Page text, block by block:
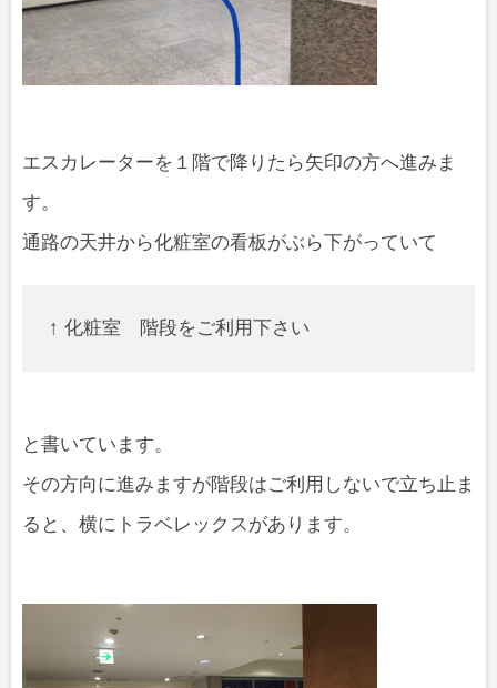
エスカレーターを１階で降りたら矢印の方へ進みま
す。
通路の天井から化粧室の看板がぶら下がっていて
↑ 化粧室 階段をご利用下さい
と書いています。
その方向に進みますが階段はご利用しないで立ち止ま
ると、横にトラベレックスがあります。